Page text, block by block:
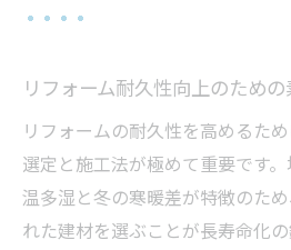
リフォーム耐久性向上のため
リフォームの耐久性を高めるた
選定と施工法が極めて重要です
温多湿と冬の寒暖差が特徴のた
れた建材を選ぶことが長寿命化